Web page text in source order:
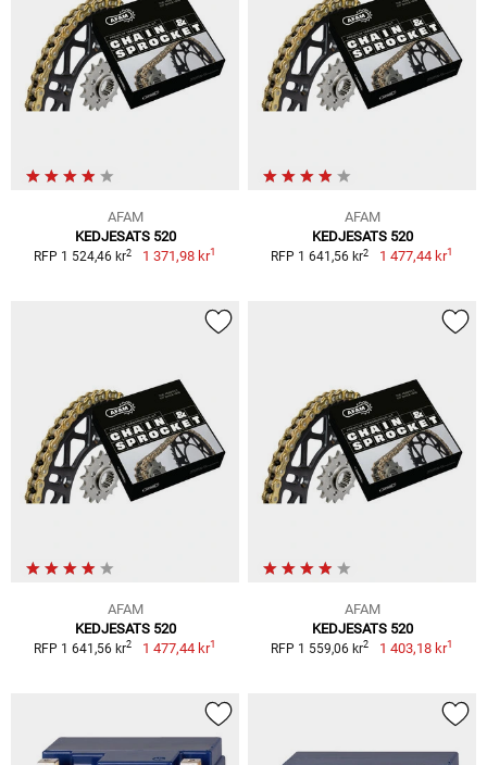
AFAM
KEDJESATS 520
RFP 1 524,46 kr2 1 371,98 kr1
AFAM
KEDJESATS 520
RFP 1 641,56 kr2 1 477,44 kr1
AFAM
KEDJESATS 520
RFP 1 641,56 kr2 1 477,44 kr1
AFAM
KEDJESATS 520
RFP 1 559,06 kr2 1 403,18 kr1